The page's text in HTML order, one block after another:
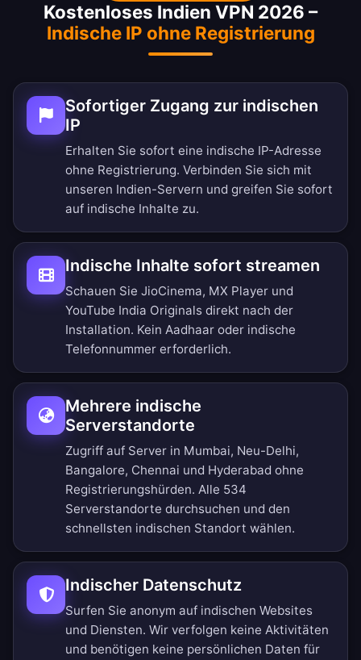
Kostenloses Indien VPN 2026 –
Indische IP ohne Registrierung
Sofortiger Zugang zur indischen
IP
Erhalten Sie sofort eine indische IP-Adresse
ohne Registrierung. Verbinden Sie sich mit
unseren Indien-Servern und greifen Sie sofort
auf indische Inhalte zu.
Indische Inhalte sofort streamen
Schauen Sie JioCinema, MX Player und
YouTube India Originals direkt nach der
Installation. Kein Aadhaar oder indische
Telefonnummer erforderlich.
Mehrere indische
Serverstandorte
Zugriff auf Server in Mumbai, Neu-Delhi,
Bangalore, Chennai und Hyderabad ohne
Registrierungshürden. Alle 534
Serverstandorte durchsuchen und den
schnellsten indischen Standort wählen.
Indischer Datenschutz
Surfen Sie anonym auf indischen Websites
und Diensten. Wir verfolgen keine Aktivitäten
und benötigen keine persönlichen Daten für